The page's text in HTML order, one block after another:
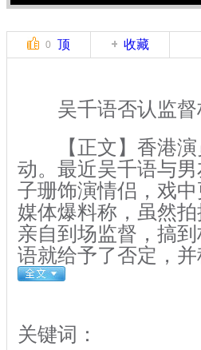
0 顶 收藏
吴千语否认监督
【正文】香港演
动。最近吴千语与
子珊饰演情侣，戏
媒体爆料称，虽然
亲自到场监督，搞
语就给予了否定，
关键词：